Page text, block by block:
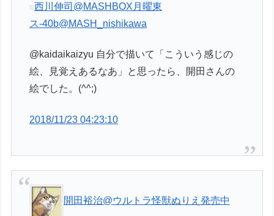
西川伸司@MASHBOX月曜東
ス-40b@MASH_nishikawa
@kaidaikaizyu 自分で描いて「こういう感じの
絵、見覚えあるなあ」と思ったら、開田さんの
絵でした。(^^;)
2018/11/23 04:23:10
開田裕治@ウルトラ怪獣ぬりえ発売中